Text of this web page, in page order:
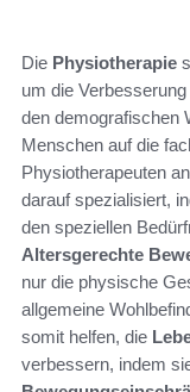
Die Physiotherapie
um die
den demografischen
Menschen auf die
Physiotherapeuten
darauf spezialisiert,
den speziellen
Altersgerechte
nur die physische
allgemeine
somit helfen, die
verbessern, indem